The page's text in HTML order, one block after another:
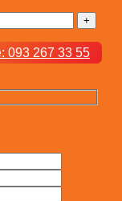
093 267 33 55